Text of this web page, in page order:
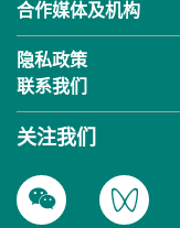
合作媒体及机构
隐私政策
联系我们
关注我们